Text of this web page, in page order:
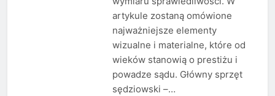
artykule zostaną omówione
najważniejsze elementy
wizualne i materialne, które od
wieków stanowią o prestiżu i
powadze sądu. Główny sprzęt
sędziowski –…